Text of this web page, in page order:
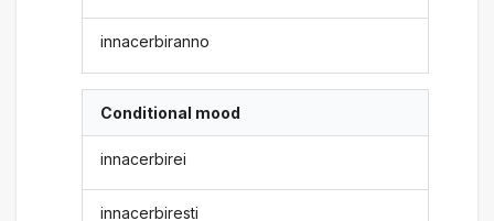
innacerbiranno
Conditional mood
innacerbirei
innacerbiresti